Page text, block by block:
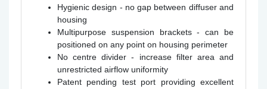
Hygienic design - no gap between diffuser and
housing
Multipurpose suspension brackets - can be
positioned on any point on housing perimeter
No centre divider - increase filter area and
unrestricted airflow uniformity
Patent pending test port providing excellent